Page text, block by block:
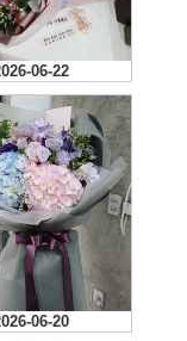
06-22
06-20